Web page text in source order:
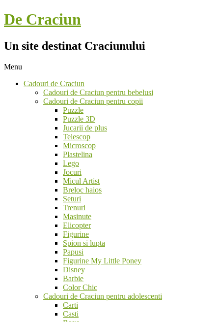
Skip
to
De Craciun
Un site destinat Craciunului
Navigation
Menu
Cadouri de Craciun
Cadouri de Craciun pentru bebelusi
Cadouri de Craciun pentru copii
Puzzle
Puzzle 3D
Jucarii de plus
Telescop
Microscop
Plastelina
Lego
Jocuri
Micul Artist
Breloc haios
Seturi
Trenuri
Masinute
Elicopter
Figurine
Spion si lupta
Papusi
Figurine My Little Poney
Disney
Barbie
Color Chic
Cadouri de Craciun pentru adolescenti
Carti
Casti